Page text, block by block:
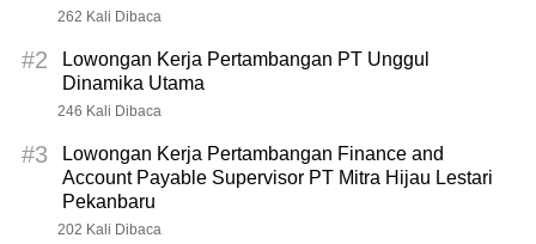
262 Kali Dibaca
#2
Lowongan Kerja Pertambangan PT Unggul
Dinamika Utama
246 Kali Dibaca
#3
Lowongan Kerja Pertambangan Finance and
Account Payable Supervisor PT Mitra Hijau Lestari
Pekanbaru
202 Kali Dibaca